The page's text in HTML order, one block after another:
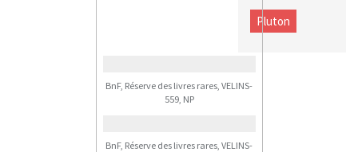
Pluton
BnF, Réserve des livres rares, VELINS-
559, NP
BnF, Réserve des livres rares, VELINS-